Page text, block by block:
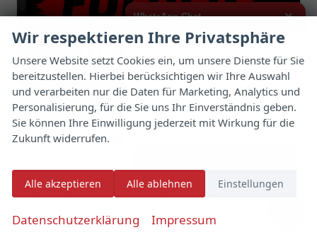
Hyundai TUCSON
Fahrzeugnr. 170828 Getriebe Automatik
Benzin
WhatsApp Chat ×
ich interessiere mich für das oben
genannte Fahrzeug und freue mich
über Eure Kontaktaufnahme.
Viele Grüße
Wir respektieren Ihre Privatsphäre
Unsere Website setzt Cookies ein, um unsere Dienste für Sie
bereitzustellen. Hierbei berücksichtigen wir Ihre Auswahl
und verarbeiten nur die Daten für Marketing, Analytics und
Personalisierung, für die Sie uns Ihr Einverständnis geben.
Sie können Ihre Einwilligung jederzeit mit Wirkung für die
Zukunft widerrufen.
Alle akzeptieren Alle ablehnen Einstellungen
Datenschutzerklärung Impressum